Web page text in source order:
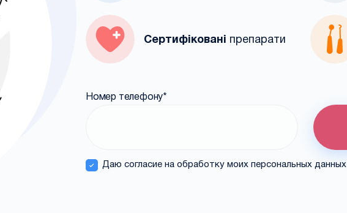
Сертифіковані препарати
Номер телефону*
Даю согласие на обработку моих персональных данных